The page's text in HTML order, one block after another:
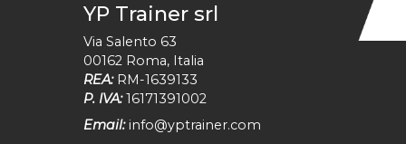
YP Trainer srl
Via Salento 63
00162 Roma, Italia
REA: RM-1639133
P. IVA: 16171391002
Email: info@yptrainer.com